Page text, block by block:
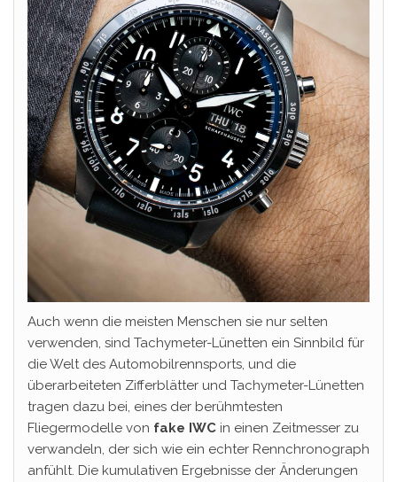
Auch wenn die meisten Menschen sie nur selten
verwenden, sind Tachymeter-Lünetten ein Sinnbild für
die Welt des Automobilrennsports, und die
überarbeiteten Zifferblätter und Tachymeter-Lünetten
tragen dazu bei, eines der berühmtesten
Fliegermodelle von fake IWC in einen Zeitmesser zu
verwandeln, der sich wie ein echter Rennchronograph
anfühlt. Die kumulativen Ergebnisse der Änderungen